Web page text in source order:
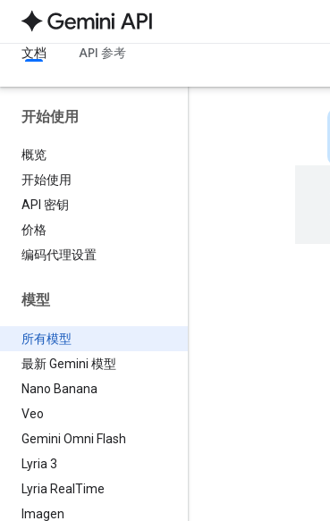
文档
API 参考
开始使用
概览
开始使用
API 密钥
价格
编码代理设置
模型
所有模型
最新 Gemini 模型
Nano Banana
Veo
Gemini Omni Flash
Lyria 3
Lyria Real Time
Imagen